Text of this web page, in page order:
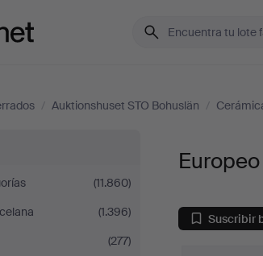
/ Auktionshuset STO Bohuslän /
(11.860)
(1.396)
(277)
Suscribir